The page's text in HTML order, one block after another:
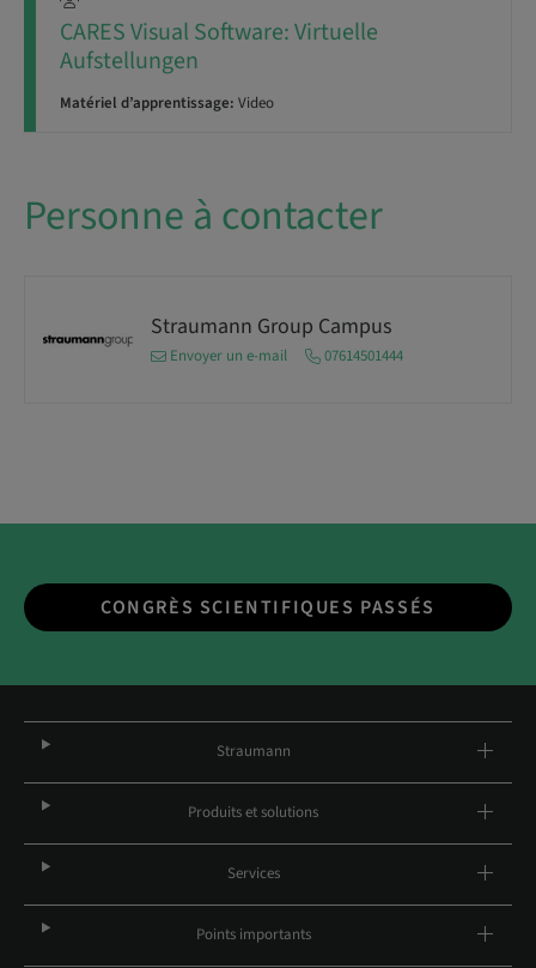
CARES Visual Software: Virtuelle
Aufstellungen
Matériel d’apprentissage: Video
Personne à contacter
Straumann Group Campus
Envoyer un e-mail 07614501444
CONGRÈS SCIENTIFIQUES PASSÉS
Straumann
Produits et solutions
Services
Points importants